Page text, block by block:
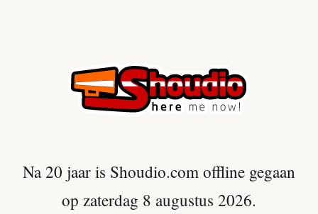
Na 20 jaar is Shoudio.com offline gegaan
op zaterdag 8 augustus 2026.